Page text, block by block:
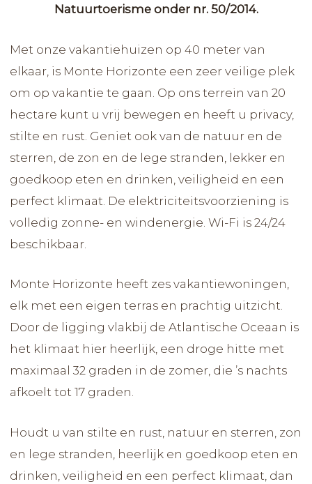
Natuurtoerisme onder nr. 50/2014.
Met onze vakantiehuizen op 40 meter van
elkaar, is Monte Horizonte een zeer veilige plek
om op vakantie te gaan. Op ons terrein van 20
hectare kunt u vrij bewegen en heeft u privacy,
stilte en rust. Geniet ook van de natuur en de
sterren, de zon en de lege stranden, lekker en
goedkoop eten en drinken, veiligheid en een
perfect klimaat. De elektriciteitsvoorziening is
volledig zonne- en windenergie. Wi-Fi is 24/24
beschikbaar.
Monte Horizonte heeft zes vakantiewoningen,
elk met een eigen terras en prachtig uitzicht.
Door de ligging vlakbij de Atlantische Oceaan is
het klimaat hier heerlijk, een droge hitte met
maximaal 32 graden in de zomer, die ’s nachts
afkoelt tot 17 graden.
Houdt u van stilte en rust, natuur en sterren, zon
en lege stranden, heerlijk en goedkoop eten en
drinken, veiligheid en een perfect klimaat, dan